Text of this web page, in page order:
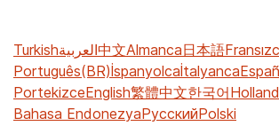
Turkishالعربية中文Almanca日本語
Português(BR)İspanyolcaİtalyanca
PortekizceEnglish繁體中文한국어
Bahasa EndonezyaРусскийPolski